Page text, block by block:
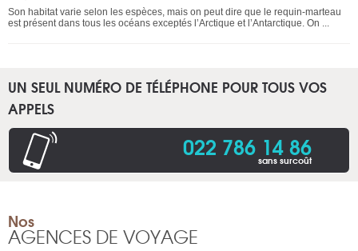
Son habitat varie selon les espèces, mais on peut dire que le requin-marteau
est présent dans tous les océans exceptés l’Arctique et l’Antarctique. On ...
UN SEUL NUMÉRO DE TÉLÉPHONE POUR TOUS VOS
APPELS
022 786 14 86
sans surcoût
Nos
AGENCES DE VOYAGE